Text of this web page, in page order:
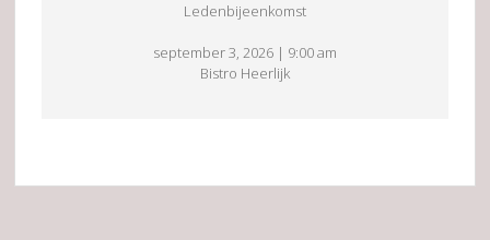
Ledenbijeenkomst
september 3, 2026 | 9:00 am
Bistro Heerlijk